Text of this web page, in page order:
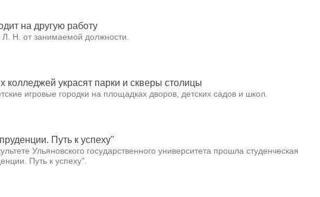
на другую работу
Н. от занимаемой должности.
колледжей украсят парки и скверы столицы
игровые городки на площадках дворов, детских садов и школ.
Путь к успеху"
Ульяновского государственного университета прошла студенческая
Путь к успеху".